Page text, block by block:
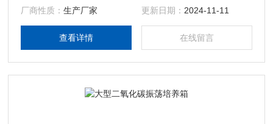
产品特点： ◆人性化设计 ● 全新无氟设计，绿色环保使你始
终走在健康生活的前沿。 ● 人性化触摸按键，菜单式操作，
直观明了，多个参数可同屏显示。 ● 采用镜面不锈钢内胆。
厂商性质：生产厂家 更新日期： 2024-11-11
查看详情 在线留言